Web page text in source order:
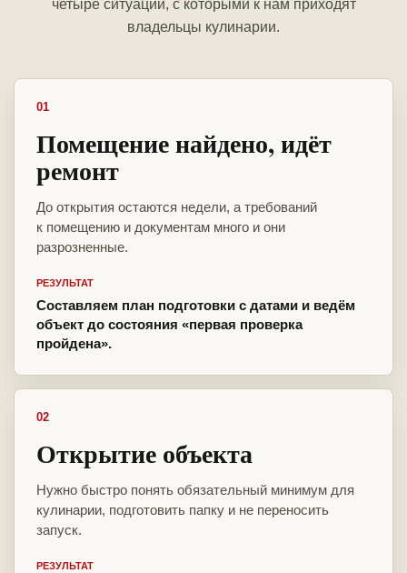
четыре ситуации, с которыми к нам приходят
владельцы кулинарии.
01
Помещение найдено, идёт
ремонт
До открытия остаются недели, а требований
к помещению и документам много и они
разрозненные.
РЕЗУЛЬТАТ
Составляем план подготовки с датами и ведём
объект до состояния «первая проверка
пройдена».
02
Открытие объекта
Нужно быстро понять обязательный минимум для
кулинарии, подготовить папку и не переносить
запуск.
РЕЗУЛЬТАТ